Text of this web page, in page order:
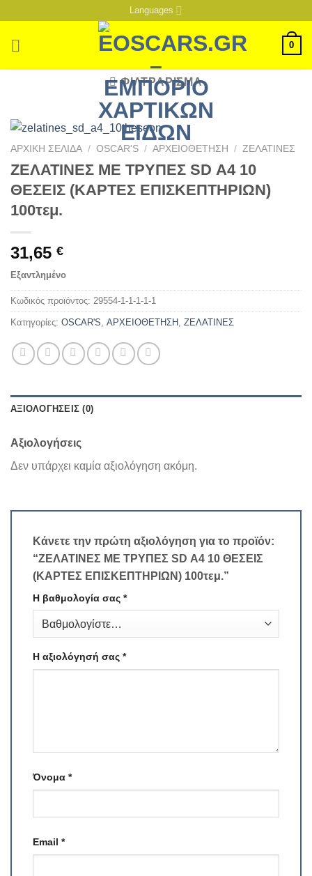
περιεχόμενο
Languages
0
ΦΙΛΤΡΆΡΙΣΜΑ
ΑΡΧΙΚΉ ΣΕΛΊΔΑ / OSCAR'S / ΑΡΧΕΙΟΘΕΤΗΣΗ / ΖΕΛΑΤΙΝΕΣ
ΖΕΛΑΤΙΝΕΣ ΜΕ ΤΡΥΠΕΣ SD Α4 10
ΘΕΣΕΙΣ (ΚΑΡΤΕΣ ΕΠΙΣΚΕΠΤΗΡΙΩΝ)
100τεμ.
31,65 €
Εξαντλημένο
Κωδικός προϊόντος: 29554-1-1-1-1-1
Κατηγορίες: OSCAR'S ΑΡΧΕΙΟΘΕΤΗΣΗ ΖΕΛΑΤΙΝΕΣ
ΑΞΙΟΛΟΓΉΣΕΙΣ (0)
Αξιολογήσεις
Δεν υπάρχει καμία αξιολόγηση ακόμη.
Κάνετε την πρώτη αξιολόγηση για το προϊόν:
“ΖΕΛΑΤΙΝΕΣ ΜΕ ΤΡΥΠΕΣ SD Α4 10 ΘΕΣΕΙΣ
(ΚΑΡΤΕΣ ΕΠΙΣΚΕΠΤΗΡΙΩΝ) 100τεμ.”
Η βαθμολογία σας *
Η αξιολόγησή σας *
Όνομα *
Email *